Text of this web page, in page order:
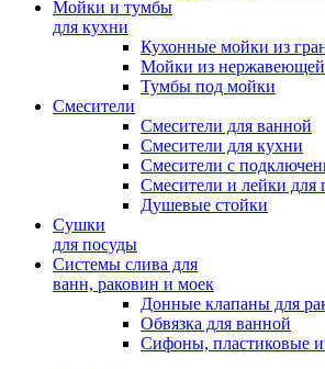
Мойки и тумбы
для кухни
Кухонные мойки из
Мойки из нержавеющей
Тумбы под мойки
Смесители
Смесители для ванной
Смесители для кухни
Смесители с
Cмесители и лейки для
Душевые стойки
Сушки
для посуды
Системы слива для
ванн, раковин и моек
Донные клапаны для
Обвязка для ванной
Сифоны, пластиковые